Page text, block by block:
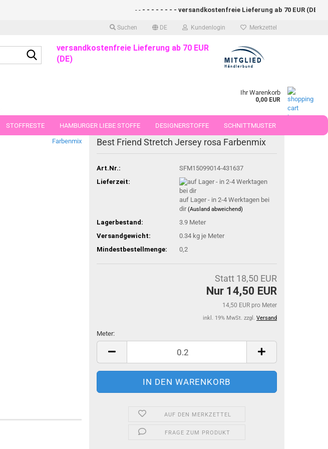
Suchen DE Kundenlogin Merkzettel
- - - - - - - - versandkostenfreie Lieferung ab 70 EUR (DE)-
Suche...versandkostenfreie Lieferung ab 70 EUR
(DE)
Ihr Warenkorb
0,00 EUR
STOFFRESTE HAMBURGER LIEBE STOFFE DESIGNERSTOFFE SCHNITTMUSTER
STOFFE IN STÜCKEN VON 25 UND 50 CM
Farbenmix
Best Friend Stretch Jersey rosa Farbenmix
Art.Nr.:
SFM15099014-431637
Lieferzeit:
auf Lager - in 2-4 Werktagen bei
dir(Ausland abweichend)
Lagerbestand: 3.9 Meter
Versandgewicht:
0.34 kg je Meter
Mindestbestellmenge:
0,2
Statt 18,50 EUR
Nur 14,50 EUR
14,50 EUR pro Meter
inkl. 19% MwSt. zzgl. Versand
Meter:
Meter
AUF DEN MERKZETTEL
FRAGE ZUM PRODUKT